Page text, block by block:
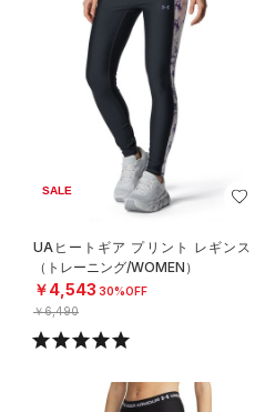
SALE
UAヒートギア プリント レギンス
（トレーニング/WOMEN）
￥4,543 30%OFF
￥6,490